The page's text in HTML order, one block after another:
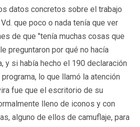
datos concretos sobre el trabajo
que poco o nada tenía que ver
de que "tenía muchas cosas que
preguntaron por qué no hacía
y si había hecho el 190 declaración
lo que llamó la atención
fue que el escritorio de su
lleno de iconos y con
alguno de ellos de camuflaje, para